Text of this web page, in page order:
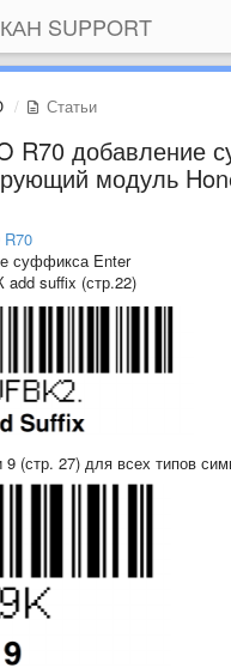
SUPPORT
Статьи
R70 добавление
модуль
R70
суффикса Enter
add suffix (стр.22)
9 (стр. 27) для всех типов